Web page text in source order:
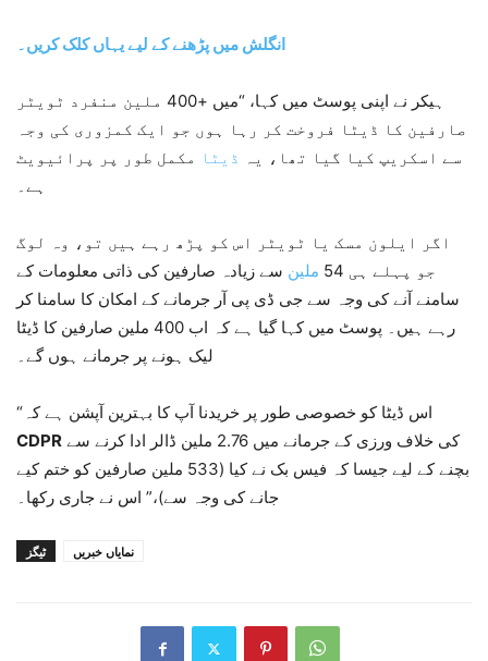
انگلش میں پڑھنے کے لیے یہاں کلک کریں۔
ہیکر نے اپنی پوسٹ میں کہا، “میں +400 ملین منفرد ٹویٹر
صارفین کا ڈیٹا فروخت کر رہا ہوں جو ایک کمزوری کی وجہ
سے اسکریپ کیا گیا تھا، یہ ڈیٹا مکمل طور پر پرائیویٹ
ہے۔
اگر ایلون مسک یا ٹویٹر اس کو پڑھ رہے ہیں تو، وہ لوگ
جو پہلے ہی 54
ملین سے زیادہ صارفین کی ذاتی معلومات کے
سامنے آنے کی وجہ سے جی ڈی پی آر جرمانے کے امکان کا سامنا کر
رہے ہیں۔ پوسٹ میں کہا گیا ہے کہ اب 400 ملین صارفین کا ڈیٹا
لیک ہونے پر جرمانے ہوں گے۔
“اس ڈیٹا کو خصوصی طور پر خریدنا آپ کا بہترین آپشن ہے کہ
CDPR
بچنے کے لیے جیسا کہ فیس بک نے کیا (533 ملین صارفین کو ختم کیے
جانے کی وجہ سے)،” اس نے جاری رکھا۔
ٹیگز نمایاں خبریں